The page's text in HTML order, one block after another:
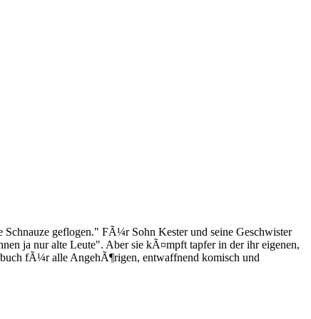
geflogen." FÃ¼r Sohn Kester und seine Geschwister
ja nur alte Leute". Aber sie kÃ¤mpft tapfer in der ihr eigenen,
fÃ¼r alle AngehÃ¶rigen, entwaffnend komisch und